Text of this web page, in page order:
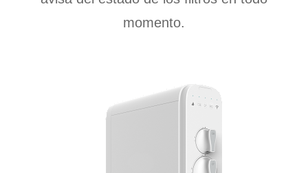
momento.